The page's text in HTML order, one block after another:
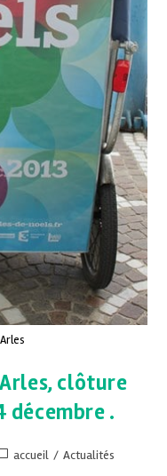
clôture
décembre .
accueil / Actualités